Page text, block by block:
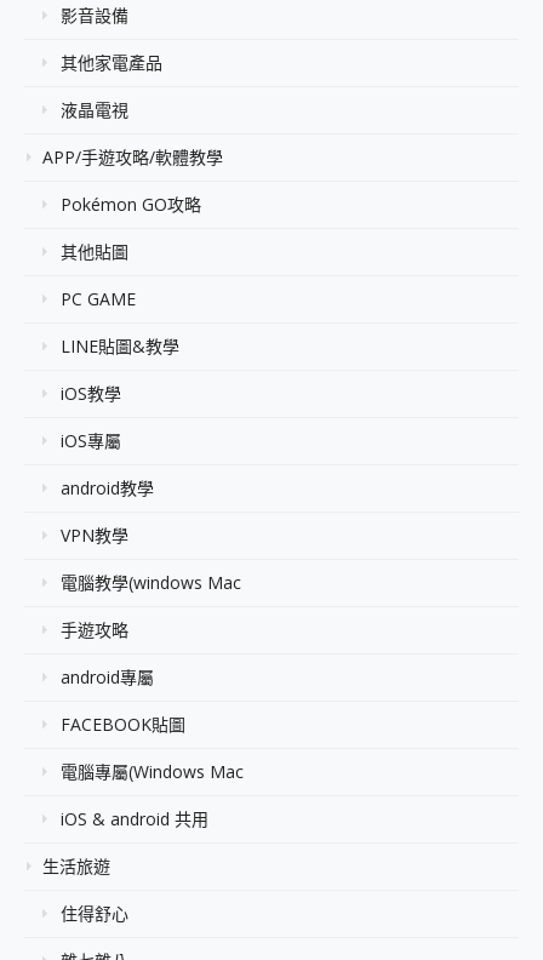
影音設備
其他家電產品
液晶電視
APP/手遊攻略/軟體教學
Pokémon GO攻略
其他貼圖
PC GAME
LINE貼圖&教學
iOS教學
iOS專屬
android教學
VPN教學
電腦教學(windows Mac
手遊攻略
android專屬
FACEBOOK貼圖
電腦專屬(Windows Mac
iOS & android 共用
生活旅遊
住得舒心